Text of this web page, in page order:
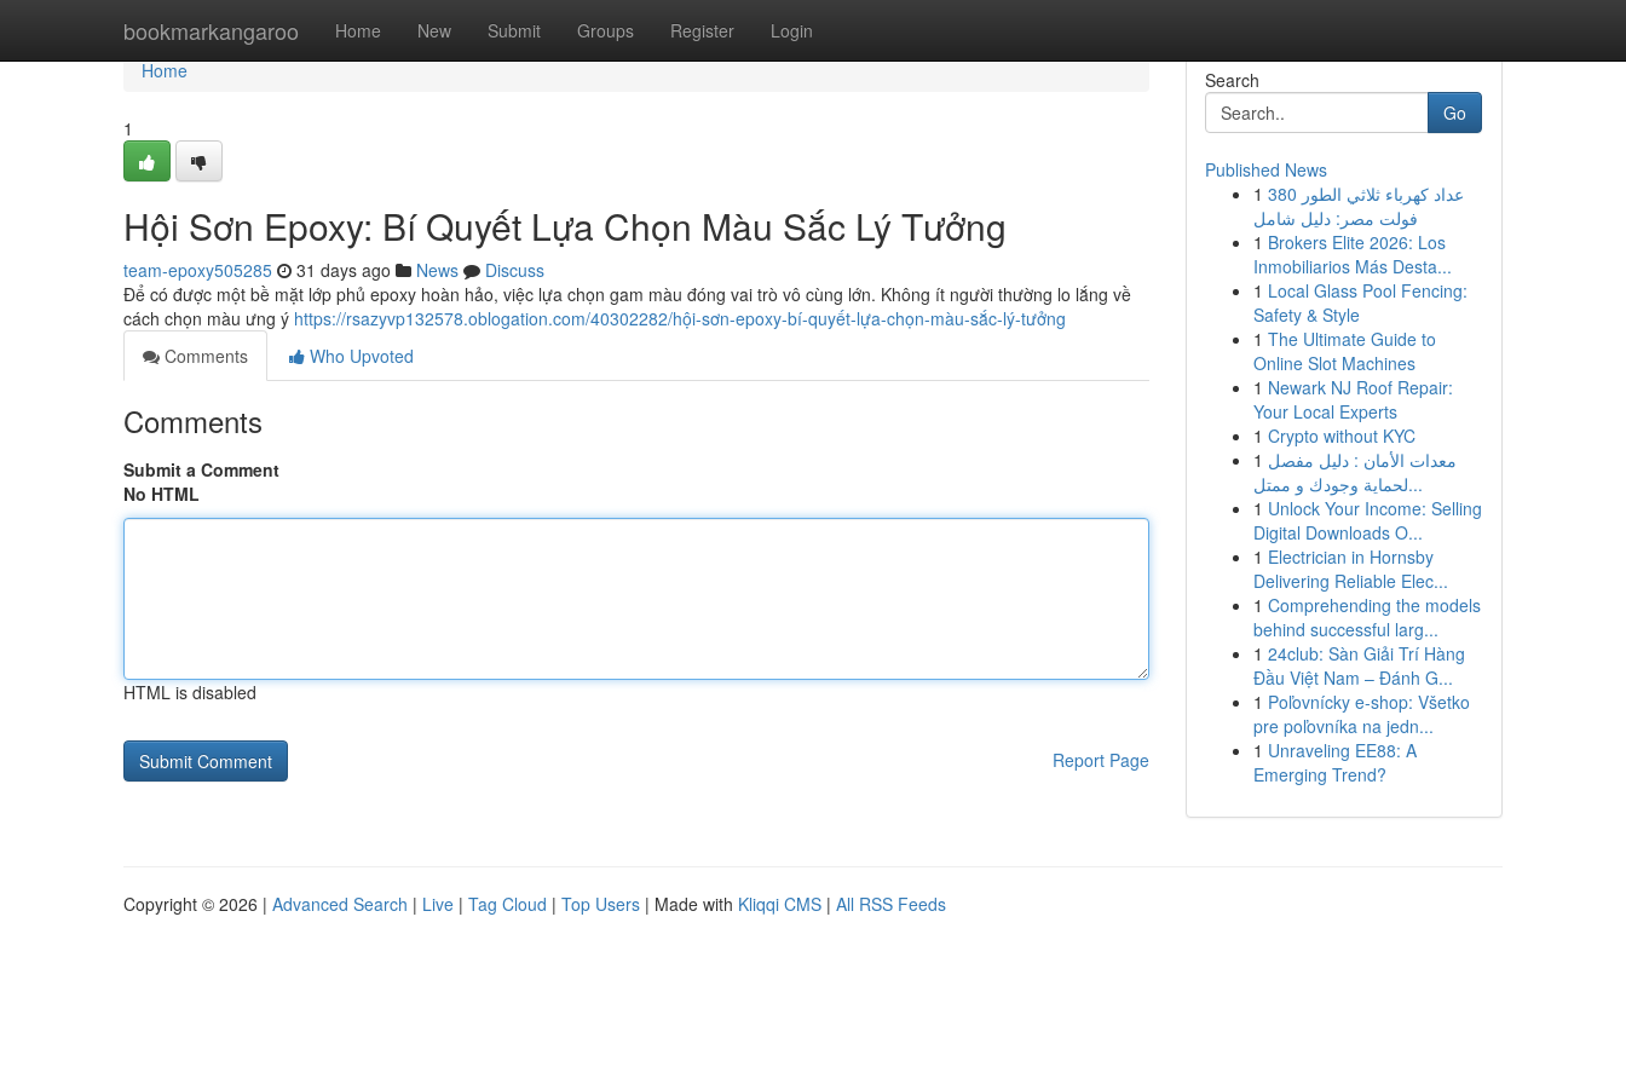
bookmarkangaroo Home New Submit Groups Register Login
Home
Home
1
Hội Sơn Epoxy: Bí Quyết Lựa Chọn Màu Sắc Lý Tưởng
team-epoxy505285 31 days ago News
Discuss
Để có được một bề mặt lớp phủ epoxy hoàn hảo, việc lựa chọn gam màu đóng vai trò vô cùng lớn. Không ít người thường lo lắng về
cách chọn màu ưng ý https://rsazyvp132578.oblogation.com/40302282/hội-sơn-epoxy-bí-quyết-lựa-chọn-màu-sắc-lý-tưởng
Comments
Who Upvoted
Comments
Submit a Comment
No HTML
HTML is disabled
Report Page
Search
Go
Published News
1 عداد كهرباء ثلاثي الطور 380
فولت مصر: دليل شامل
1 Brokers Elite 2026: Los
Inmobiliarios Más Desta...
1 Local Glass Pool Fencing:
Safety & Style
1 The Ultimate Guide to
Online Slot Machines
1 Newark NJ Roof Repair:
Your Local Experts
1 Crypto without KYC
1 معدات الأمان : دليل مفصل
لحماية وجودك و ممتل...
1 Unlock Your Income: Selling
Digital Downloads O...
1 Electrician in Hornsby
Delivering Reliable Elec...
1 Comprehending the models
behind successful larg...
1 24club: Sàn Giải Trí Hàng
Đầu Việt Nam – Đánh G...
1 Poľovnícky e-shop: Všetko
pre poľovníka na jedn...
1 Unraveling EE88: A
Emerging Trend?
Copyright © 2026 | Advanced Search | Live | Tag Cloud | Top Users | Made with Kliqqi CMS | All RSS Feeds